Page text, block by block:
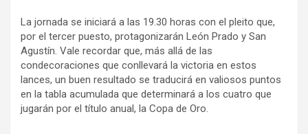
La jornada se iniciará a las 19.30 horas con el pleito que,
por el tercer puesto, protagonizarán León Prado y San
Agustín. Vale recordar que, más allá de las
condecoraciones que conllevará la victoria en estos
lances, un buen resultado se traducirá en valiosos puntos
en la tabla acumulada que determinará a los cuatro que
jugarán por el título anual, la Copa de Oro.